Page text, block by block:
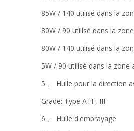
85W / 140 utilisé dans la
80W / 90 utilisé dans la
80W / 140 utilisé dans la
5W / 90 utilisé dans la
5 、 Huile pour la direction
Grade: Type ATF, III
6 、 Huile d'embrayage